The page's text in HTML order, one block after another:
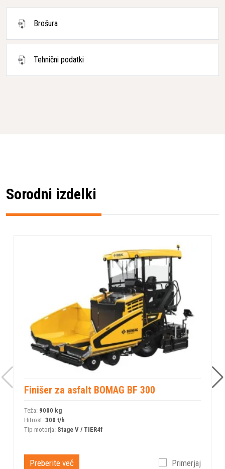
Brošura
Tehnični podatki
Sorodni izdelki
Finišer za asfalt BOMAG BF 300
Teža: 9000 kg
Hitrost: 300 t/h
Tip motorja: Stage V / TIER4f
Preberite več Primerjaj